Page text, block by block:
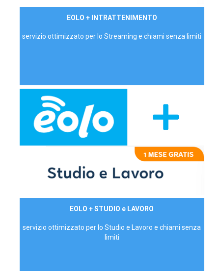
EOLO + INTRATTENIMENTO
servizio ottimizzato per lo Streaming e chiami senza limiti
EOLO + STUDIO e LAVORO
servizio ottimizzato per lo Studio e Lavoro e chiami senza
limiti